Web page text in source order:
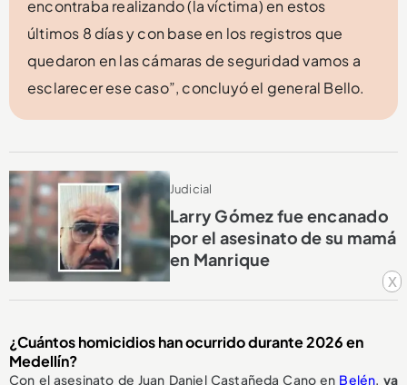
x
encontraba realizando (la víctima) en estos
últimos 8 días y con base en los registros que
quedaron en las cámaras de seguridad vamos a
esclarecer ese caso”, concluyó el general Bello.
Judicial
Larry Gómez fue encanado
por el asesinato de su mamá
en Manrique
¿Cuántos homicidios han ocurrido durante 2026 en
Medellín?
Con el asesinato de Juan Daniel Castañeda Cano en Belén, ya